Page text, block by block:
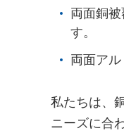
両面銅
す。
両面ア
私たちは、
ニーズに合